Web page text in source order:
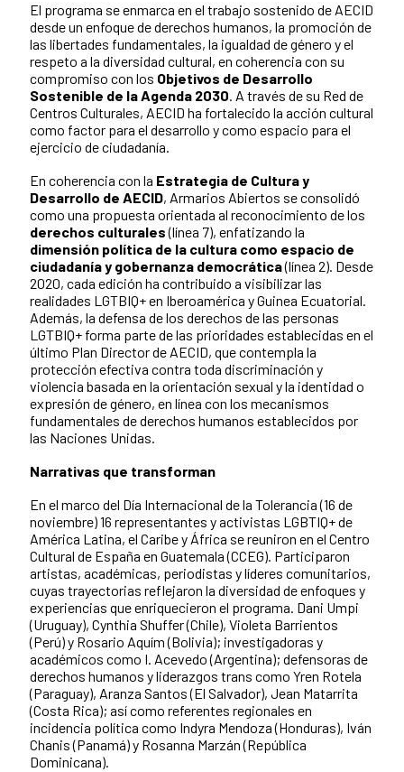
El programa se enmarca en el trabajo sostenido de AECID
desde un enfoque de derechos humanos, la promoción de
las libertades fundamentales, la igualdad de género y el
respeto a la diversidad cultural, en coherencia con su
compromiso con los Objetivos de Desarrollo
Sostenible de la Agenda 2030. A través de su Red de
Centros Culturales, AECID ha fortalecido la acción cultural
como factor para el desarrollo y como espacio para el
ejercicio de ciudadanía.
En coherencia con la Estrategia de Cultura y
Desarrollo de AECID, Armarios Abiertos se consolidó
como una propuesta orientada al reconocimiento de los
derechos culturales(línea 7), enfatizando la
dimensión política de la cultura como espacio de
ciudadanía y gobernanza democrática(línea 2). Desde
2020, cada edición ha contribuido a visibilizar las
realidades LGTBIQ+ en Iberoamérica y Guinea Ecuatorial.
Además, la defensa de los derechos de las personas
LGTBIQ+ forma parte de las prioridades establecidas en el
último Plan Director de AECID, que contempla la
protección efectiva contra toda discriminación y
violencia basada en la orientación sexual y la identidad o
expresión de género, en línea con los mecanismos
fundamentales de derechos humanos establecidos por
las Naciones Unidas.
Narrativas que transforman
En el marco del Día Internacional de la Tolerancia (16 de
noviembre) 16 representantes y activistas LGBTIQ+ de
América Latina, el Caribe y África se reuniron en el Centro
Cultural de España en Guatemala (CCEG). Participaron
artistas, académicas, periodistas y líderes comunitarios,
cuyas trayectorias reflejaron la diversidad de enfoques y
experiencias que enriquecieron el programa. Dani Umpi
(Uruguay), Cynthia Shuffer (Chile), Violeta Barrientos
(Perú) y Rosario Aquím (Bolivia); investigadoras y
académicos como I. Acevedo (Argentina); defensoras de
derechos humanos y liderazgos trans como Yren Rotela
(Paraguay), Aranza Santos (El Salvador), Jean Matarrita
(Costa Rica); así como referentes regionales en
incidencia política como Indyra Mendoza (Honduras), Iván
Chanis (Panamá) y Rosanna Marzán (República
Dominicana).